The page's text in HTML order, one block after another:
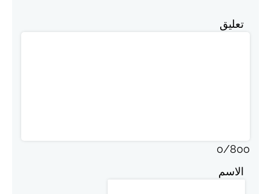
تعليق
0/800
الاسم